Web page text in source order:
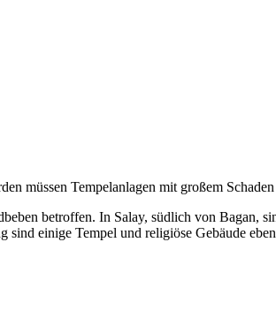
müssen Tempelanlagen mit großem
betroffen. In Salay, südlich von Bagan,
einige Tempel und religiöse Gebäude